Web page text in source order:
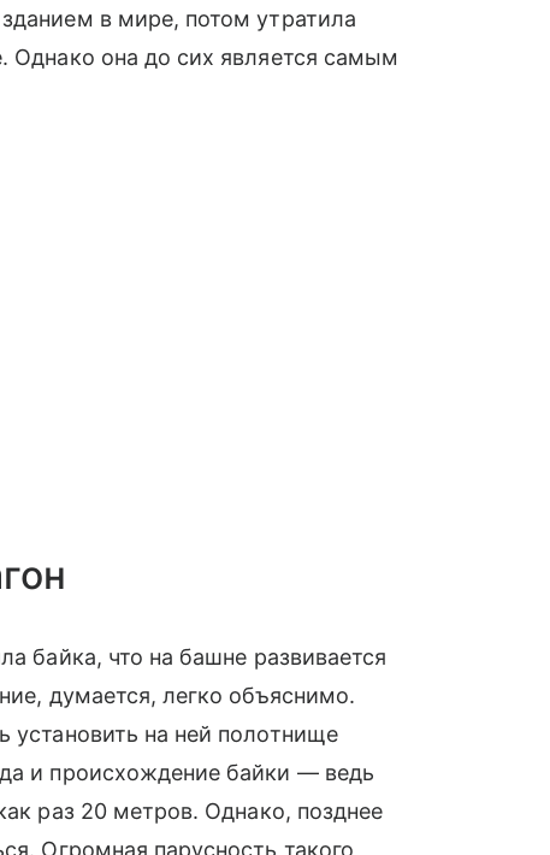
в мире, потом утратила
Однако она до сих является самым
байка, что на башне развивается
думается, легко объяснимо.
установить на ней полотнище
и происхождение байки — ведь
раз 20 метров. Однако, позднее
Огромная парусность такого